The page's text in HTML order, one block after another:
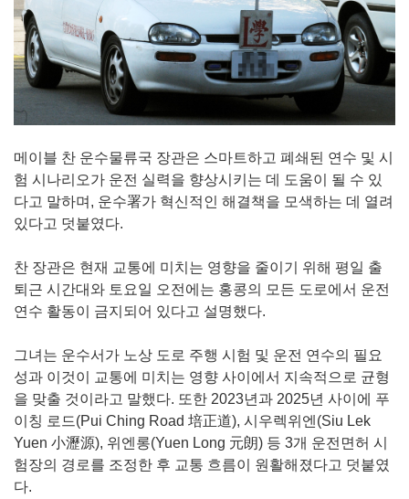
메이블 찬 운수물류국 장관은 스마트하고 폐쇄된 연수 및 시
험 시나리오가 운전 실력을 향상시키는 데 도움이 될 수 있
다고 말하며, 운수署가 혁신적인 해결책을 모색하는 데 열려
있다고 덧붙였다.
찬 장관은 현재 교통에 미치는 영향을 줄이기 위해 평일 출
퇴근 시간대와 토요일 오전에는 홍콩의 모든 도로에서 운전
연수 활동이 금지되어 있다고 설명했다.
그녀는 운수서가 노상 도로 주행 시험 및 운전 연수의 필요
성과 이것이 교통에 미치는 영향 사이에서 지속적으로 균형
을 맞출 것이라고 말했다. 또한 2023년과 2025년 사이에 푸
이칭 로드(Pui Ching Road 培正道), 시우렉위엔(Siu Lek
Yuen 小瀝源), 위엔롱(Yuen Long 元朗) 등 3개 운전면허 시
험장의 경로를 조정한 후 교통 흐름이 원활해졌다고 덧붙였
다.